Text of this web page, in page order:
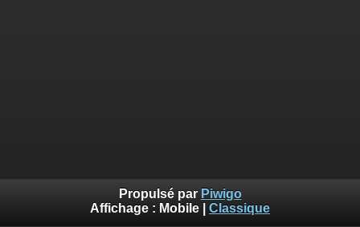
Propulsé par Piwigo
Affichage : Mobile Classique